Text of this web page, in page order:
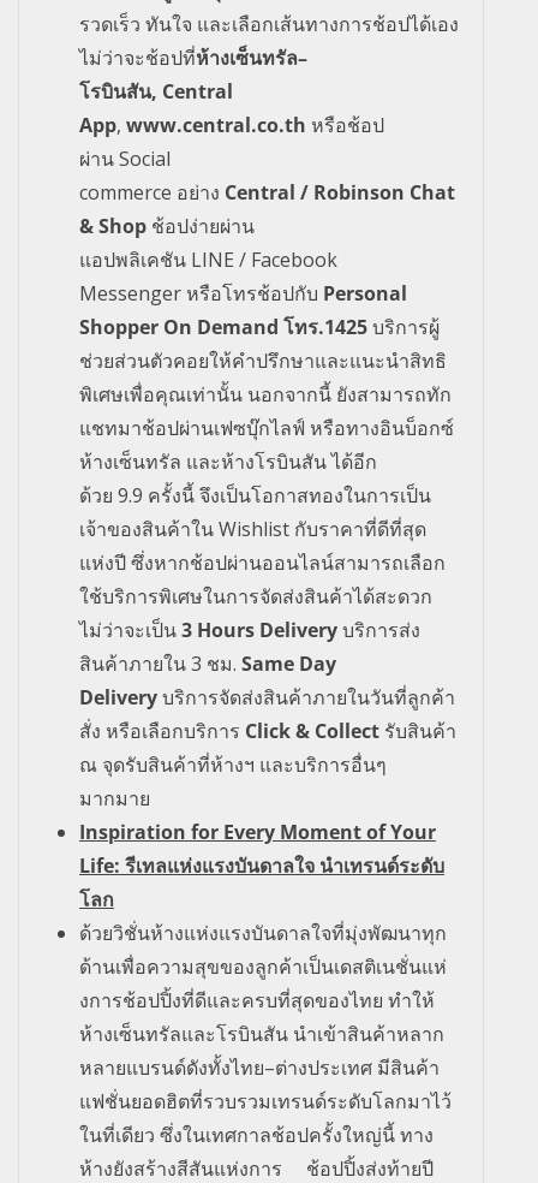
รวดเร็ว ทันใจ และเลือกเส้นทางการช้อปได้เอง
ไม่ว่าจะช้อปที่ห้างเซ็นทรัล–
โรบินสัน, Central
App, www.central.co.th หรือช้อป
ผ่านSocial
commerce อย่าง Central / Robinson Chat
& Shop ช้อปง่ายผ่าน
แอปพลิเคชัน LINE / Facebook
Messenger หรือโทรช้อปกับ Personal
Shopper On Demand โทร.1425บริการผู้
ช่วยส่วนตัวคอยให้คำปรึกษาและแนะนำสิทธิ
พิเศษเพื่อคุณเท่านั้น นอกจากนี้ ยังสามารถทัก
แชทมาช้อปผ่านเฟซบุ๊กไลฟ์ หรือทางอินบ็อกซ์
ห้างเซ็นทรัล และห้างโรบินสัน ได้อีก
ด้วย 9.9 ครั้งนี้ จึงเป็นโอกาสทองในการเป็น
เจ้าของสินค้าในWishlist กับราคาที่ดีที่สุด
แห่งปี ซึ่งหากช้อปผ่านออนไลน์สามารถเลือก
ใช้บริการพิเศษในการจัดส่งสินค้าได้สะดวก
ไม่ว่าจะเป็น3 Hours Deliveryบริการส่ง
สินค้าภายใน3 ชม. Same Day
Deliveryบริการจัดส่งสินค้าภายในวันที่ลูกค้า
สั่ง หรือเลือกบริการ Click & Collect รับสินค้า
ณ จุดรับสินค้าที่ห้างฯ และบริการอื่นๆ
มากมาย
Inspiration for Every Moment of Your
Life: รีเทลแห่งแรงบันดาลใจ นำเทรนด์ระดับ
โลก
ด้วยวิชั่นห้างแห่งแรงบันดาลใจที่มุ่งพัฒนาทุก
ด้านเพื่อความสุขของลูกค้าเป็นเดสติเนชั่นแห่
งการช้อปปิ้งที่ดีและครบที่สุดของไทย ทำให้
ห้างเซ็นทรัลและโรบินสัน นำเข้าสินค้าหลาก
หลายแบรนด์ดังทั้งไทย–ต่างประเทศ มีสินค้า
แฟชั่นยอดฮิตที่รวบรวมเทรนด์ระดับโลกมาไว้
ในที่เดียว ซึ่งในเทศกาลช้อปครั้งใหญ่นี้ ทาง
ห้างยังสร้างสีสันแห่งการ
ช้อปปิ้งส่งท้ายปี